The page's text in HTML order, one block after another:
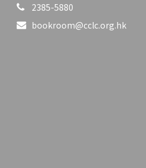
2385-5880
bookroom@cclc.org.hk